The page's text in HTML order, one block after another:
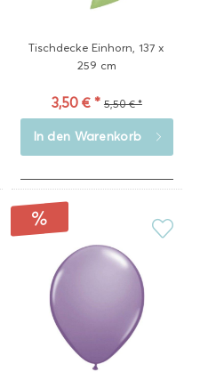
Tischdecke Einhorn, 137 x
259 cm
3,50 € * 5,50 € *
In den Warenkorb